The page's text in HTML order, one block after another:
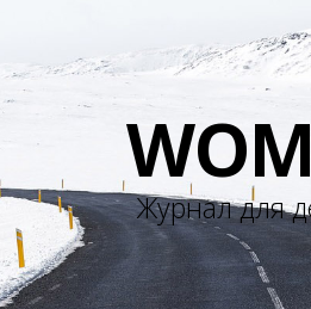
Журнал для